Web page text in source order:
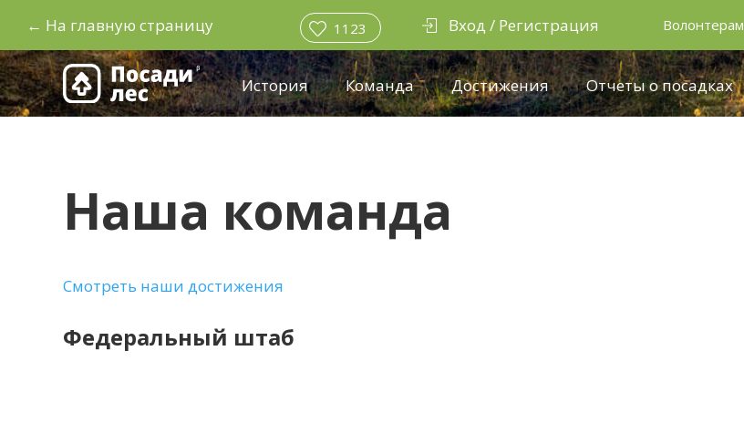
← На главную страницу 1123 Вход / Регистрация Волонтерам
История Команда Достижения Отчеты о посадках
Наша команда
Смотреть наши достижения
Федеральный штаб